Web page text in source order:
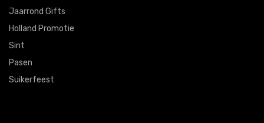
Jaarrond Gifts
Holland Promotie
Sint
Pasen
Suikerfeest